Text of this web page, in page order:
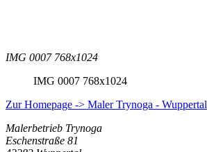
IMG 0007 768x1024
IMG 0007 768x1024
Zur Homepage -> Maler Trynoga - Wuppertal
Malerbetrieb Trynoga
Eschenstraße 81